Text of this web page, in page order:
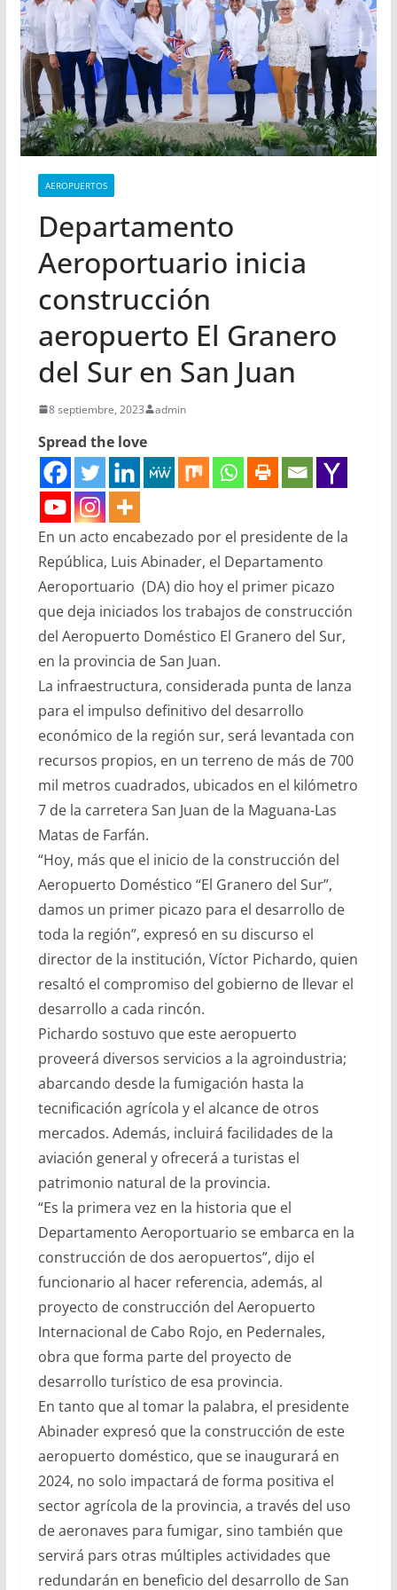
AEROPUERTOS
Departamento
Aeroportuario inicia
construcción
aeropuerto El Granero
del Sur en San Juan
8 septiembre, 2023 admin
Spread the love
En un acto encabezado por el presidente de la
República, Luis Abinader, el Departamento
Aeroportuario (DA) dio hoy el primer picazo
que deja iniciados los trabajos de construcción
del Aeropuerto Doméstico El Granero del Sur,
en la provincia de San Juan.
La infraestructura, considerada punta de lanza
para el impulso definitivo del desarrollo
económico de la región sur, será levantada con
recursos propios, en un terreno de más de 700
mil metros cuadrados, ubicados en el kilómetro
7 de la carretera San Juan de la Maguana-Las
Matas de Farfán.
“Hoy, más que el inicio de la construcción del
Aeropuerto Doméstico “El Granero del Sur”,
damos un primer picazo para el desarrollo de
toda la región”, expresó en su discurso el
director de la institución, Víctor Pichardo, quien
resaltó el compromiso del gobierno de llevar el
desarrollo a cada rincón.
Pichardo sostuvo que este aeropuerto
proveerá diversos servicios a la agroindustria;
abarcando desde la fumigación hasta la
tecnificación agrícola y el alcance de otros
mercados. Además, incluirá facilidades de la
aviación general y ofrecerá a turistas el
patrimonio natural de la provincia.
“Es la primera vez en la historia que el
Departamento Aeroportuario se embarca en la
construcción de dos aeropuertos”, dijo el
funcionario al hacer referencia, además, al
proyecto de construcción del Aeropuerto
Internacional de Cabo Rojo, en Pedernales,
obra que forma parte del proyecto de
desarrollo turístico de esa provincia.
En tanto que al tomar la palabra, el presidente
Abinader expresó que la construcción de este
aeropuerto doméstico, que se inaugurará en
2024, no solo impactará de forma positiva el
sector agrícola de la provincia, a través del uso
de aeronaves para fumigar, sino también que
servirá pars otras múltiples actividades que
redundarán en beneficio del desarrollo de San